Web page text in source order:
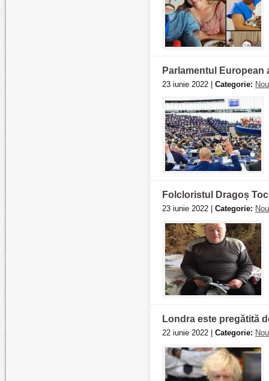
Parlamentul
23 iunie 2022 | Categorie:
Folcloristul Dragoș
23 iunie 2022 | Categorie:
Londra este pregătită
22 iunie 2022 | Categorie: